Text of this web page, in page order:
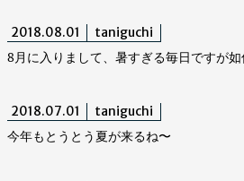
2018.08.01 taniguchi
2018.07.01 taniguchi
今年もとうとう夏が来るね〜